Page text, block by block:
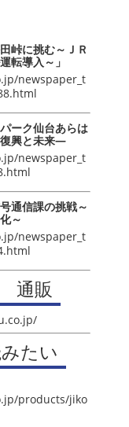
峠に挑む～ＪＲ
転導入～」
newspaper_t
ーク仙台あらは
興と未来―
newspaper_t
信課の挑戦～
～
newspaper_t
通販
たい
products/jiko